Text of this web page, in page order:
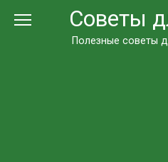
Советы
Полезные советы